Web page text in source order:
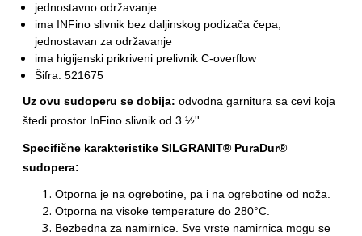
jednostavno održavanje
ima INFino slivnik bez daljinskog podizača čepa,
jednostavan za održavanje
ima higijenski prikriveni prelivnik C-overflow
Šifra: 521675
Uz ovu sudoperu se dobija: odvodna garnitura sa cevi koja
štedi prostor InFino slivnik od 3 ½''
Specifične karakteristike SILGRANIT® PuraDur®
sudopera:
Otporna je na ogrebotine, pa i na ogrebotine od noža.
Otporna na visoke temperature do 280°C.
Bezbedna za namirnice. Sve vrste namirnica mogu se